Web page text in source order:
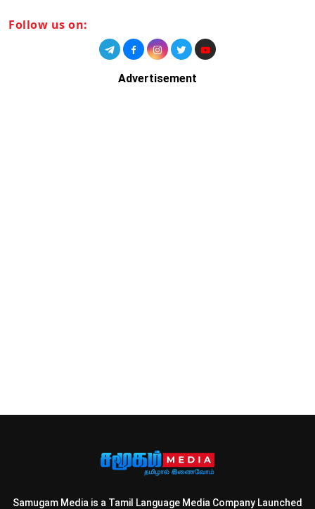
Follow us on:
Advertisement
Samugam Media is a Tamil Language Media Company Launched